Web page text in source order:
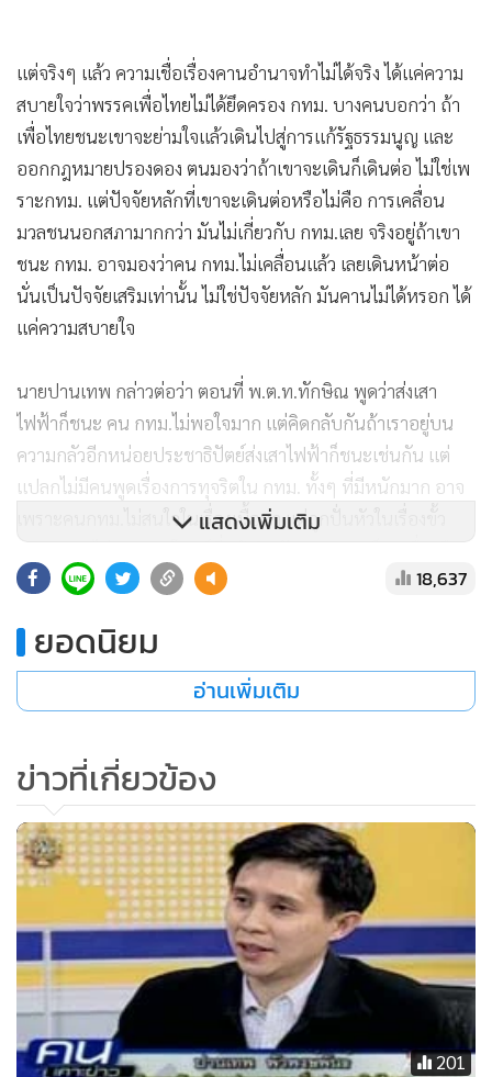
แต่จริงๆ แล้ว ความเชื่อเรื่องคานอำนาจทำไม่ได้จริง ได้แค่ความ
สบายใจว่าพรรคเพื่อไทยไม่ได้ยึดครอง กทม. บางคนบอกว่า ถ้า
เพื่อไทยชนะเขาจะย่ามใจแล้วเดินไปสู่การแก้รัฐธรรมนูญ และ
ออกกฎหมายปรองดอง ตนมองว่าถ้าเขาจะเดินก็เดินต่อ ไม่ใช่เพ
ราะกทม. แต่ปัจจัยหลักที่เขาจะเดินต่อหรือไม่คือ การเคลื่อน
มวลชนนอกสภามากกว่า มันไม่เกี่ยวกับ กทม.เลย จริงอยู่ถ้าเขา
ชนะ กทม. อาจมองว่าคน กทม.ไม่เคลื่อนแล้ว เลยเดินหน้าต่อ
นั่นเป็นปัจจัยเสริมเท่านั้น ไม่ใช่ปัจจัยหลัก มันคานไม่ได้หรอก ได้
แค่ความสบายใจ
นายปานเทพ กล่าวต่อว่า ตอนที่ พ.ต.ท.ทักษิณ พูดว่าส่งเสา
ไฟฟ้าก็ชนะ คน กทม.ไม่พอใจมาก แต่คิดกลับกันถ้าเราอยู่บน
ความกลัวอีกหน่อยประชาธิปัตย์ส่งเสาไฟฟ้าก็ชนะเช่นกัน แต่
แปลกไม่มีคนพูดเรื่องการทุจริตใน กทม. ทั้งๆ ที่มีหนักมาก อาจ
เพราะคนกทม.ไม่สนใจในเรื่องเนื้อหา แต่ถูกปั่นหัวในเรื่องขั้ว
อำนาจ จนไม่มองประโยชน์ที่แท้จริง มันเลยกลายเป็นเครื่องมือ
ของขั้วอำนาจทั้งหลายในการเข้ามาช่วงชิง
ตั้งขอสังเกตว่า ในทุกจังหวัดทั่วประเทศจะมีบรรยากาศรอบใน
เป็นขั้วหนึ่ง แล้วรอบนอกจะเป็นอีกขั้ว ถ้าตราบใดยังมีความคิด
แบบนี้ โดยไม่มองประโยชน์ประชาชนส่วนใหญ่เป็นตัวตั้ง มันก็
ได้ตราบใดที่ความคิดไม่สามารถเข้าใจปัญหาที่แท้จริงได้ มีคน
ดูถูกคนรอบนอกซื้อได้ด้วยเงิน แต่ในเมืองเลือกไปเพราะพวกเขา
พวกเรา ตกลงเราควรเลือกด้วยวิธีคิดแบบไหนกันแน่ โดยที่เราไม่
ได้ประโยชน์อย่างแท้จริง
ยกตัวอย่าง เช่น เรื่องพลังงาน ไม่มีพรรคการเมืองขั้วไหนมี
แนวคิดนำกลับมาเป็นของชาติเลยเลย มองแต่พวกเขาพวกเรา
สงครามขั้วอำนาจจะจบลงได้ถ้าคนที่อยู่ในขั้วอำนาจทำมันพังเสีย
เอง หรือไม่ทำพังแต่เปลี่ยนแปลงแล้วนำไปสู่การปฏิรูป หรือ
ประชาชนเรียกร้องให้ปฏิรูปกดดันพรรคการเมืองให้เปลี่ยน แต่
แสดงเพิ่มเติม
18,637
ยอดนิยม
อ่านเพิ่มเติม
ข่าวที่เกี่ยวข้อง
201